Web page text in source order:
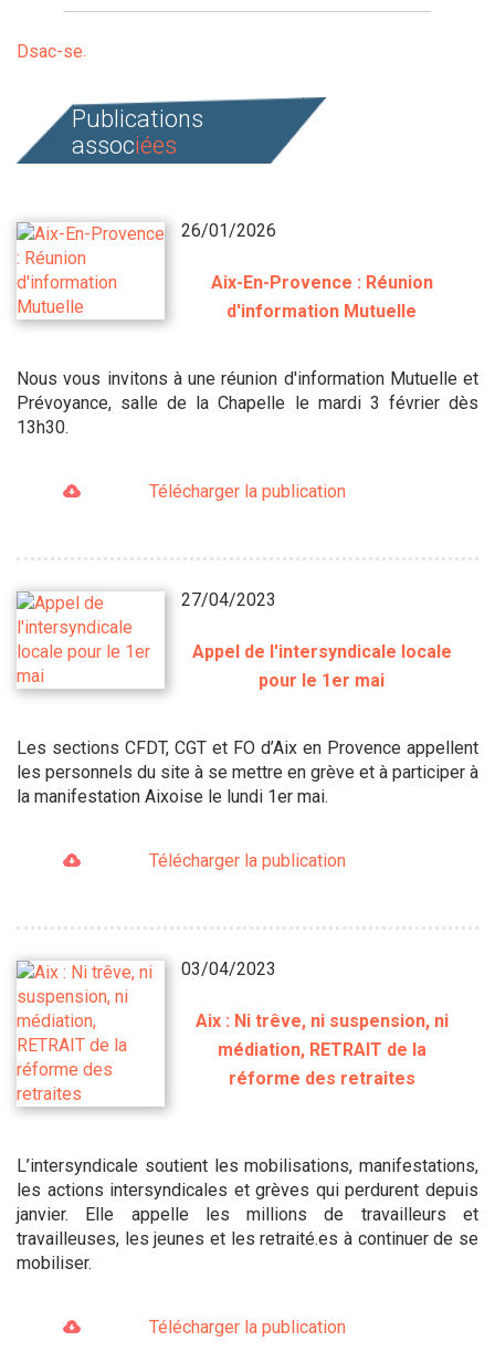
Dsac-se
Publications
associées
26/01/2026
Aix-En-Provence : Réunion
d'information Mutuelle
Nous vous invitons à une réunion d'information Mutuelle et
Prévoyance, salle de la Chapelle le mardi 3 février dès
13h30.
Télécharger la publication
27/04/2023
Appel de l'intersyndicale locale
pour le 1er mai
Les sections CFDT, CGT et FO d’Aix en Provence appellent
les personnels du site à se mettre en grève et à participer à
la manifestation Aixoise le lundi 1er mai.
Télécharger la publication
03/04/2023
Aix : Ni trêve, ni suspension, ni
médiation, RETRAIT de la
réforme des retraites
L’intersyndicale soutient les mobilisations, manifestations,
les actions intersyndicales et grèves qui perdurent depuis
janvier. Elle appelle les millions de travailleurs et
travailleuses, les jeunes et les retraité.es à continuer de se
mobiliser.
Télécharger la publication